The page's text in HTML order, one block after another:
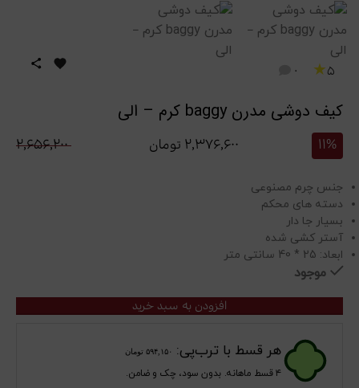
5
★
کیف دوشی مدرن baggy کرم – الی
۲,۶۵۶,۲۰۰ ۲,۳۷۶,۶۰۰ تومان 11%
جنس چرم مصنوعی
دسته های محکم
بسیار جا دار
آستر کشی شده
ابعاد: 25 * 40 سانتی متر
موجود
افزودن به سبد خرید
هر قسط با ترب‌پی: ۵۹۴,۱۵۰ تومان
۴ قسط ماهانه. بدون سود، چک و ضامن.